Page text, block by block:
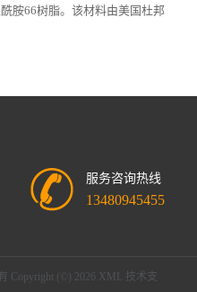
胺66树脂。该材料由美国杜邦
服务咨询热线
13480945455
Copyright (©) 2026 XML 技术支